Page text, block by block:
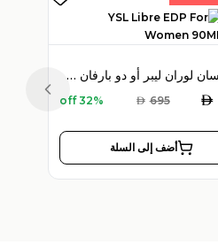
إيف سان لوران ليبر أو دو بارفان 90 مل للنساء
AED
AED 695
32% off
أضف إلى السلة
Previous slide